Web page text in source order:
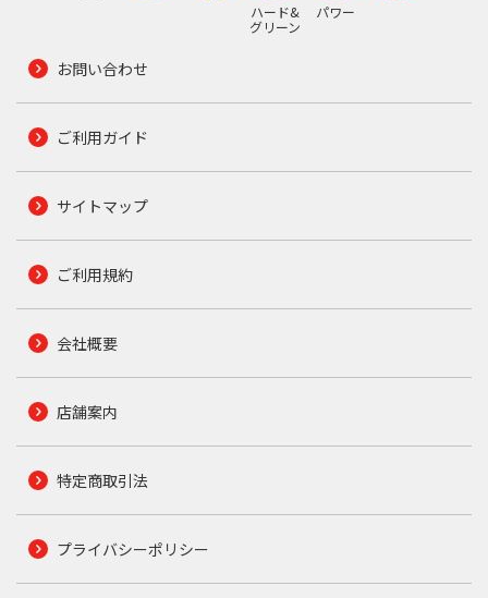
ハード&
グリーン
パワー
お問い合わせ
ご利用ガイド
サイトマップ
ご利用規約
会社概要
店舗案内
特定商取引法
プライバシーポリシー